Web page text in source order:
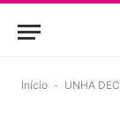
Início - UNHA